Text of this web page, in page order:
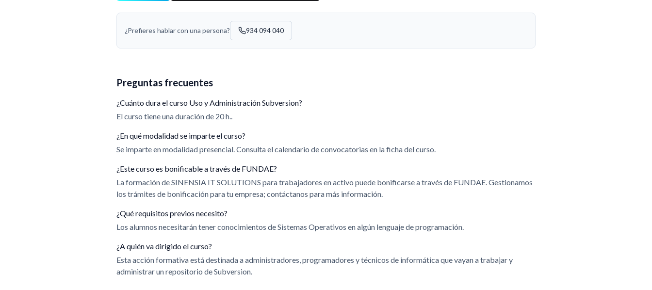
¿Prefieres hablar con una persona? 934 094 040
Preguntas frecuentes
¿Cuánto dura el curso Uso y Administración Subversion?
El curso tiene una duración de 20 h..
¿En qué modalidad se imparte el curso?
Se imparte en modalidad presencial. Consulta el calendario de convocatorias en la ficha del curso.
¿Este curso es bonificable a través de FUNDAE?
La formación de SINENSIA IT SOLUTIONS para trabajadores en activo puede bonificarse a través de FUNDAE. Gestionamos
los trámites de bonificación para tu empresa; contáctanos para más información.
¿Qué requisitos previos necesito?
Los alumnos necesitarán tener conocimientos de Sistemas Operativos en algún lenguaje de programación.
¿A quién va dirigido el curso?
Esta acción formativa está destinada a administradores, programadores y técnicos de informática que vayan a trabajar y
administrar un repositorio de Subversion.